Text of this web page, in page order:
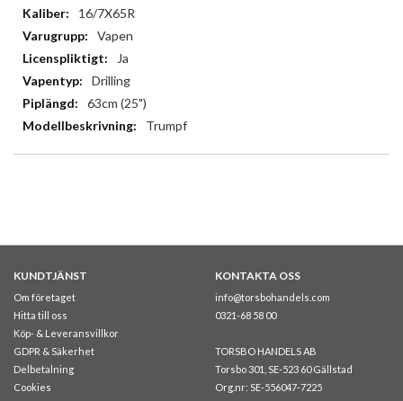
16/7X65R
Vapen
Ja
Drilling
63cm (25")
Trumpf
KUNDTJÄNST
Om företaget
Hitta till oss
Köp- & Leveransvillkor
GDPR & Säkerhet
Delbetalning
Cookies
KONTAKTA OSS
info@torsbohandels.com
0321-68 58 00
TORSBO HANDELS AB
Torsbo 301, SE-523 60 Gällstad
Org.nr: SE-556047-7225